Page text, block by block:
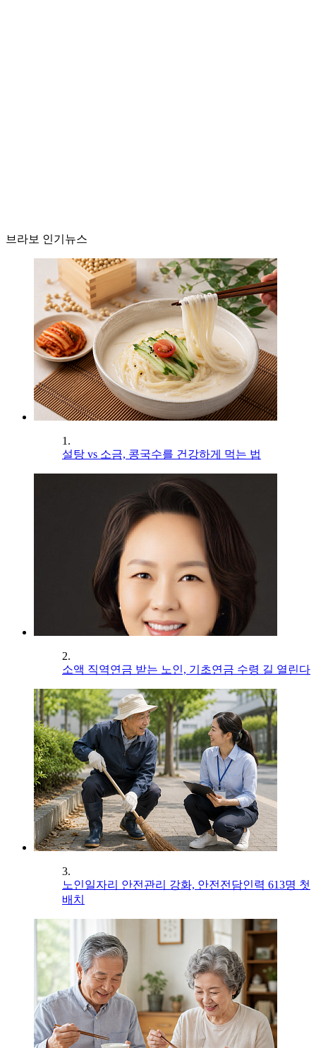
브라보 인기뉴스
1.
설탕 vs 소금, 콩국수를 건강하게 먹는 법
2.
소액 직역연금 받는 노인, 기초연금 수령 길 열린다
3.
노인일자리 안전관리 강화, 안전전담인력 613명 첫
배치